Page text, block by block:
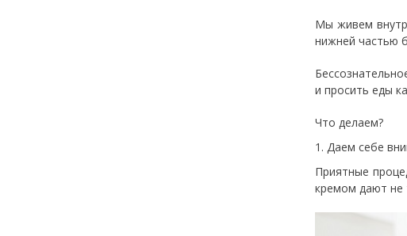
Мы живем
нижней частью
и просить еды
Что делаем?
Даем себе
Приятные
кремом дают не